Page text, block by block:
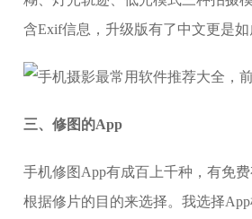
含Exif信息，升级版有了中文更是如
三、修图的App
手机修图App有成百上千种，有免
根据修片的目的来选择。我选择App